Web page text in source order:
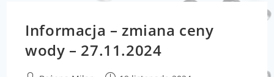
Informacja – zmiana ceny
wody – 27.11.2024